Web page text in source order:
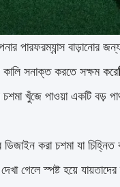
পারফরম্যান্স বাড়ানোর
সনাক্ত করতে সক্ষম করে
চশমা খুঁজে পাওয়া একটি
ডিজাইন করা চশমা যা
গেলে স্পষ্ট হয়ে